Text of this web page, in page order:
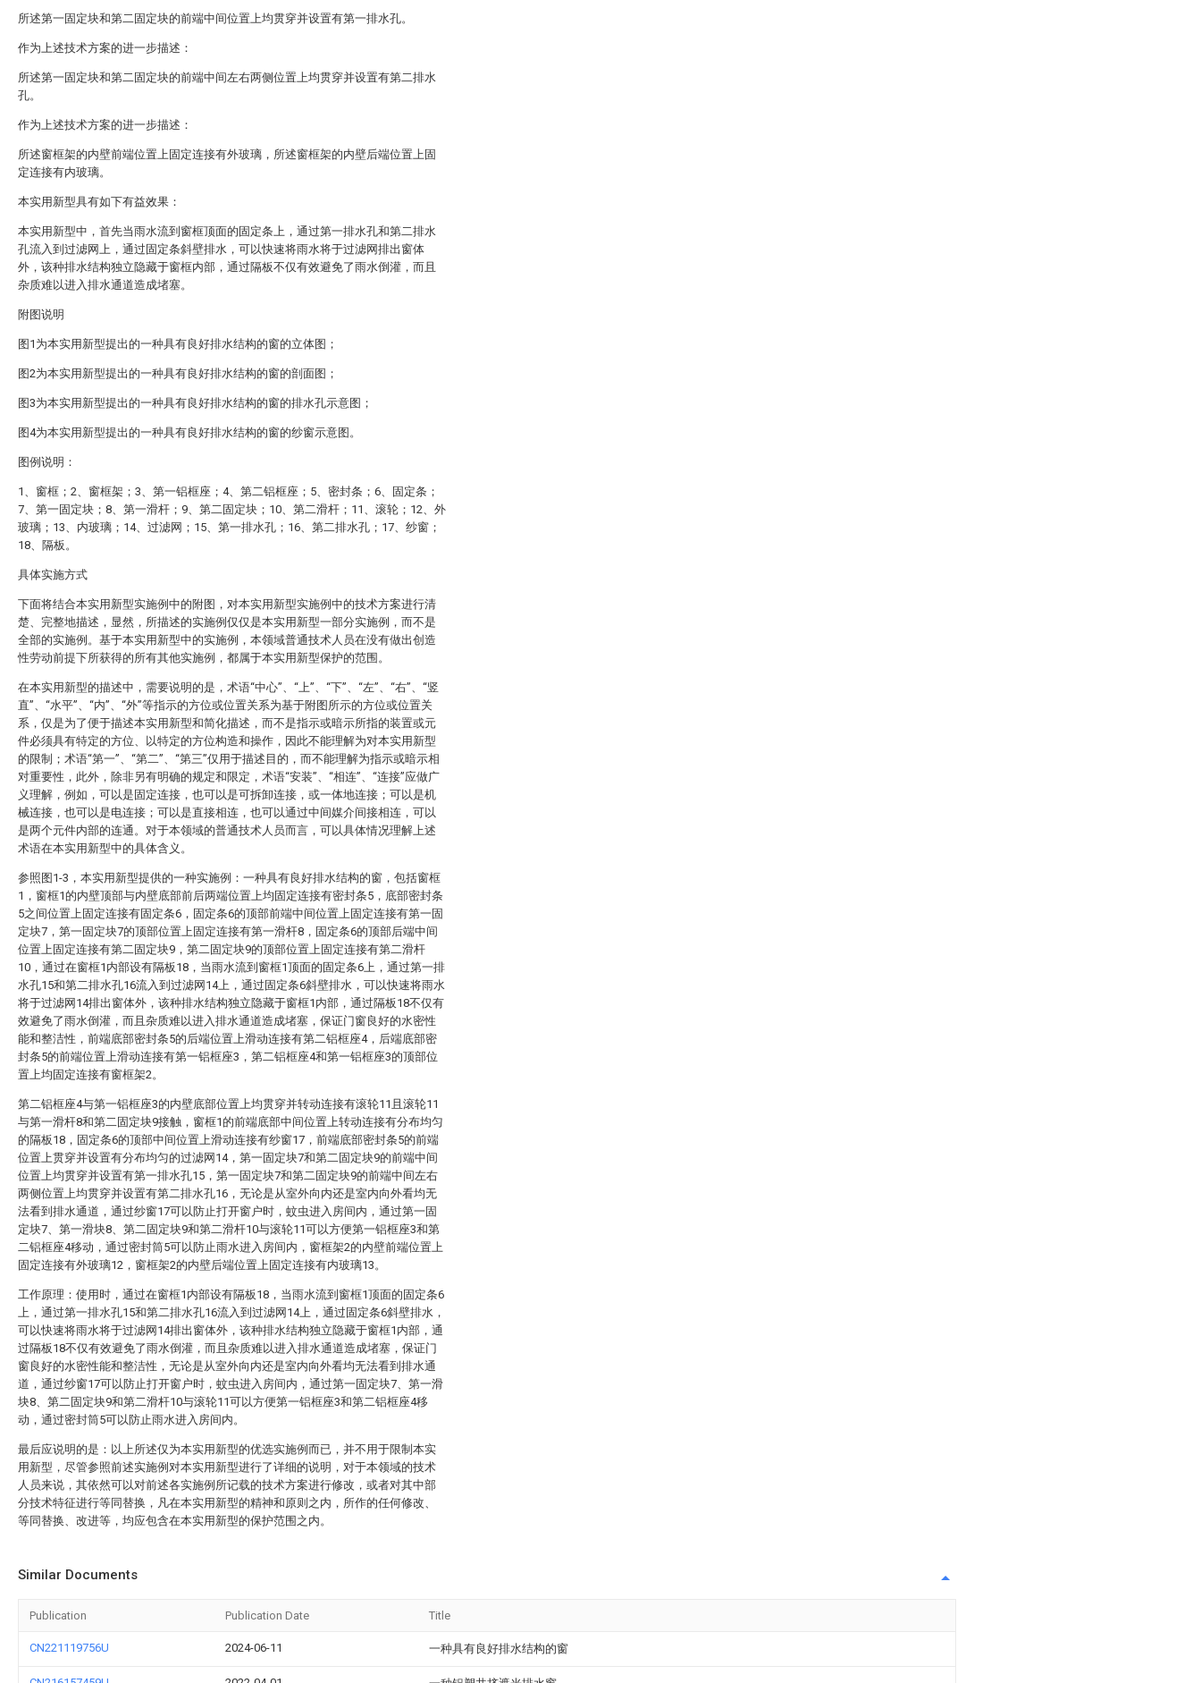
所述第一固定块和第二固定块的前端中间位置上均贯穿并设置有第一排水孔。
作为上述技术方案的进一步描述：
所述第一固定块和第二固定块的前端中间左右两侧位置上均贯穿并设置有第二排水
孔。
作为上述技术方案的进一步描述：
所述窗框架的内壁前端位置上固定连接有外玻璃，所述窗框架的内壁后端位置上固
定连接有内玻璃。
本实用新型具有如下有益效果：
本实用新型中，首先当雨水流到窗框顶面的固定条上，通过第一排水孔和第二排水
孔流入到过滤网上，通过固定条斜壁排水，可以快速将雨水将于过滤网排出窗体
外，该种排水结构独立隐藏于窗框内部，通过隔板不仅有效避免了雨水倒灌，而且
杂质难以进入排水通道造成堵塞。
附图说明
图1为本实用新型提出的一种具有良好排水结构的窗的立体图；
图2为本实用新型提出的一种具有良好排水结构的窗的剖面图；
图3为本实用新型提出的一种具有良好排水结构的窗的排水孔示意图；
图4为本实用新型提出的一种具有良好排水结构的窗的纱窗示意图。
图例说明：
1、窗框；2、窗框架；3、第一铝框座；4、第二铝框座；5、密封条；6、固定条；
7、第一固定块；8、第一滑杆；9、第二固定块；10、第二滑杆；11、滚轮；12、外
玻璃；13、内玻璃；14、过滤网；15、第一排水孔；16、第二排水孔；17、纱窗；
18、隔板。
具体实施方式
下面将结合本实用新型实施例中的附图，对本实用新型实施例中的技术方案进行清
楚、完整地描述，显然，所描述的实施例仅仅是本实用新型一部分实施例，而不是
全部的实施例。基于本实用新型中的实施例，本领域普通技术人员在没有做出创造
性劳动前提下所获得的所有其他实施例，都属于本实用新型保护的范围。
在本实用新型的描述中，需要说明的是，术语“中心”、“上”、“下”、“左”、“右”、“竖
直”、“水平”、“内”、“外”等指示的方位或位置关系为基于附图所示的方位或位置关
系，仅是为了便于描述本实用新型和简化描述，而不是指示或暗示所指的装置或元
件必须具有特定的方位、以特定的方位构造和操作，因此不能理解为对本实用新型
的限制；术语“第一”、“第二”、“第三”仅用于描述目的，而不能理解为指示或暗示相
对重要性，此外，除非另有明确的规定和限定，术语“安装”、“相连”、“连接”应做广
义理解，例如，可以是固定连接，也可以是可拆卸连接，或一体地连接；可以是机
械连接，也可以是电连接；可以是直接相连，也可以通过中间媒介间接相连，可以
是两个元件内部的连通。对于本领域的普通技术人员而言，可以具体情况理解上述
术语在本实用新型中的具体含义。
参照图1-3，本实用新型提供的一种实施例：一种具有良好排水结构的窗，包括窗框
1，窗框1的内壁顶部与内壁底部前后两端位置上均固定连接有密封条5，底部密封条
5之间位置上固定连接有固定条6，固定条6的顶部前端中间位置上固定连接有第一固
定块7，第一固定块7的顶部位置上固定连接有第一滑杆8，固定条6的顶部后端中间
位置上固定连接有第二固定块9，第二固定块9的顶部位置上固定连接有第二滑杆
10，通过在窗框1内部设有隔板18，当雨水流到窗框1顶面的固定条6上，通过第一排
水孔15和第二排水孔16流入到过滤网14上，通过固定条6斜壁排水，可以快速将雨水
将于过滤网14排出窗体外，该种排水结构独立隐藏于窗框1内部，通过隔板18不仅有
效避免了雨水倒灌，而且杂质难以进入排水通道造成堵塞，保证门窗良好的水密性
能和整洁性，前端底部密封条5的后端位置上滑动连接有第二铝框座4，后端底部密
封条5的前端位置上滑动连接有第一铝框座3，第二铝框座4和第一铝框座3的顶部位
置上均固定连接有窗框架2。
第二铝框座4与第一铝框座3的内壁底部位置上均贯穿并转动连接有滚轮11且滚轮11
与第一滑杆8和第二固定块9接触，窗框1的前端底部中间位置上转动连接有分布均匀
的隔板18，固定条6的顶部中间位置上滑动连接有纱窗17，前端底部密封条5的前端
位置上贯穿并设置有分布均匀的过滤网14，第一固定块7和第二固定块9的前端中间
位置上均贯穿并设置有第一排水孔15，第一固定块7和第二固定块9的前端中间左右
两侧位置上均贯穿并设置有第二排水孔16，无论是从室外向内还是室内向外看均无
法看到排水通道，通过纱窗17可以防止打开窗户时，蚊虫进入房间内，通过第一固
定块7、第一滑块8、第二固定块9和第二滑杆10与滚轮11可以方便第一铝框座3和第
二铝框座4移动，通过密封筒5可以防止雨水进入房间内，窗框架2的内壁前端位置上
固定连接有外玻璃12，窗框架2的内壁后端位置上固定连接有内玻璃13。
工作原理：使用时，通过在窗框1内部设有隔板18，当雨水流到窗框1顶面的固定条6
上，通过第一排水孔15和第二排水孔16流入到过滤网14上，通过固定条6斜壁排水，
可以快速将雨水将于过滤网14排出窗体外，该种排水结构独立隐藏于窗框1内部，通
过隔板18不仅有效避免了雨水倒灌，而且杂质难以进入排水通道造成堵塞，保证门
窗良好的水密性能和整洁性，无论是从室外向内还是室内向外看均无法看到排水通
道，通过纱窗17可以防止打开窗户时，蚊虫进入房间内，通过第一固定块7、第一滑
块8、第二固定块9和第二滑杆10与滚轮11可以方便第一铝框座3和第二铝框座4移
动，通过密封筒5可以防止雨水进入房间内。
最后应说明的是：以上所述仅为本实用新型的优选实施例而已，并不用于限制本实
用新型，尽管参照前述实施例对本实用新型进行了详细的说明，对于本领域的技术
人员来说，其依然可以对前述各实施例所记载的技术方案进行修改，或者对其中部
分技术特征进行等同替换，凡在本实用新型的精神和原则之内，所作的任何修改、
等同替换、改进等，均应包含在本实用新型的保护范围之内。
Similar Documents
Publication Publication Date Title
CN221119756U 2024-06-11 一种具有良好排水结构的窗